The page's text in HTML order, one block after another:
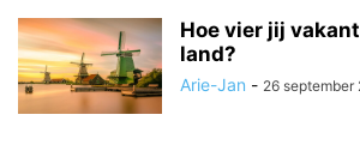
Hoe vier jij
land?
Arie-Jan - 26 september